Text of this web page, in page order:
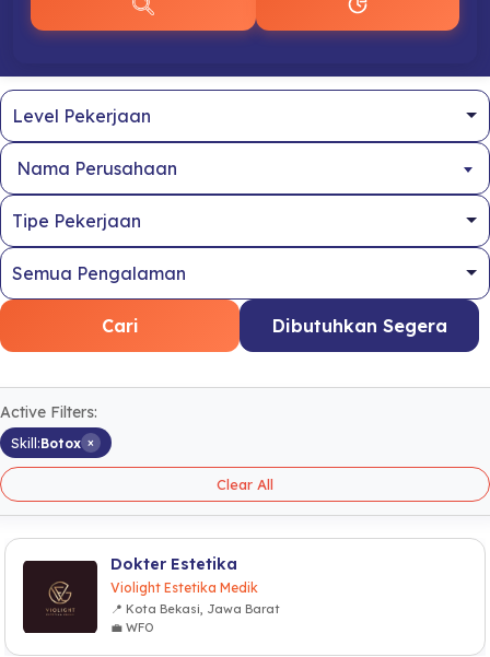
Nama Perusahaan
Cari Dibutuhkan Segera
Active Filters:
Skill:Botox ×
Clear All
Dokter Estetika
Violight Estetika Medik
📍 Kota Bekasi, Jawa Barat
💼 WFO